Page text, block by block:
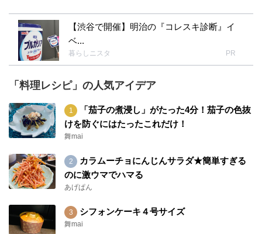
【渋谷で開催】明治の『コレスキ診断』イ
ベ...
暮らしニスタ PR
「料理レシピ」の人気アイデア
「茄子の煮浸し」がたった4分！茄子の色抜
けを防ぐにはたったこれだけ！
舞mai
カラムーチョにんじんサラダ★簡単すぎる
のに激ウマでハマる
あげぱん
シフォンケーキ４号サイズ
舞mai